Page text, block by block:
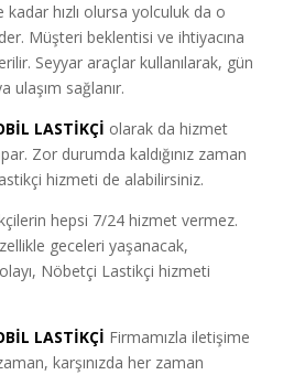
hızlı olursa yolculuk da o
Müşteri beklentisi ve ihtiyacına
Seyyar araçlar kullanılarak, gün
ulaşım sağlanır.
LASTİKÇİ olarak da hizmet
Zor durumda kaldığınız zaman
hizmeti de alabilirsiniz.
hepsi 7/24 hizmet vermez.
geceleri yaşanacak,
Nöbetçi Lastikçi hizmeti
LASTİKÇİ Firmamızla iletişime
karşınızda her zaman